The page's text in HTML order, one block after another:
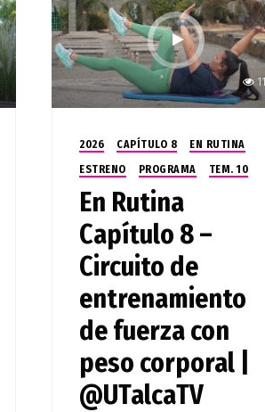
2026 CAPÍTULO 8
EN RUTINA
ESTRENO
PROGRAMA TEM. 10
En Rutina
Capítulo 8 –
Circuito de
entrenamiento
de fuerza con
peso corporal |
@UTalcaTV